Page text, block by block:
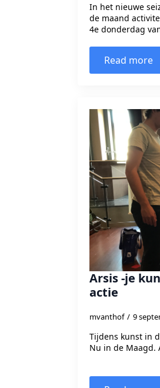
In het nieuwe
de maand
4e donderdag
Read more
Arsis -je
actie
mvanthof 9
Tijdens kunst in
Nu in de Maagd.